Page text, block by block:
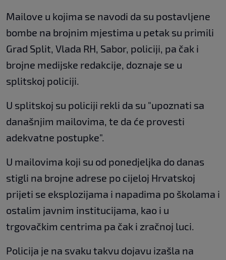
Mailove u kojima se navodi da su postavljene
bombe na brojnim mjestima u petak su primili
Grad Split, Vlada RH, Sabor, policiji, pa čak i
brojne medijske redakcije, doznaje se u
splitskoj policiji.
U splitskoj su policiji rekli da su "upoznati sa
današnjim mailovima, te da će provesti
adekvatne postupke".
U mailovima koji su od ponedjeljka do danas
stigli na brojne adrese po cijeloj Hrvatskoj
prijeti se eksplozijama i napadima po školama i
ostalim javnim institucijama, kao i u
trgovačkim centrima pa čak i zračnoj luci.
Policija je na svaku takvu dojavu izašla na